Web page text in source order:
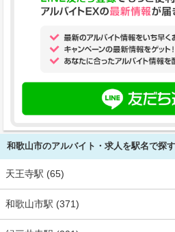
和歌山市のアルバイト・求人を駅名で探す
天王寺駅 (65)
和歌山市駅 (371)